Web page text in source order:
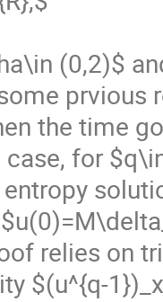
(0,2)$
prvious
the time
for
relies on
$(u^{q-